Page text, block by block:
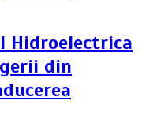
Hidroelectrica
din